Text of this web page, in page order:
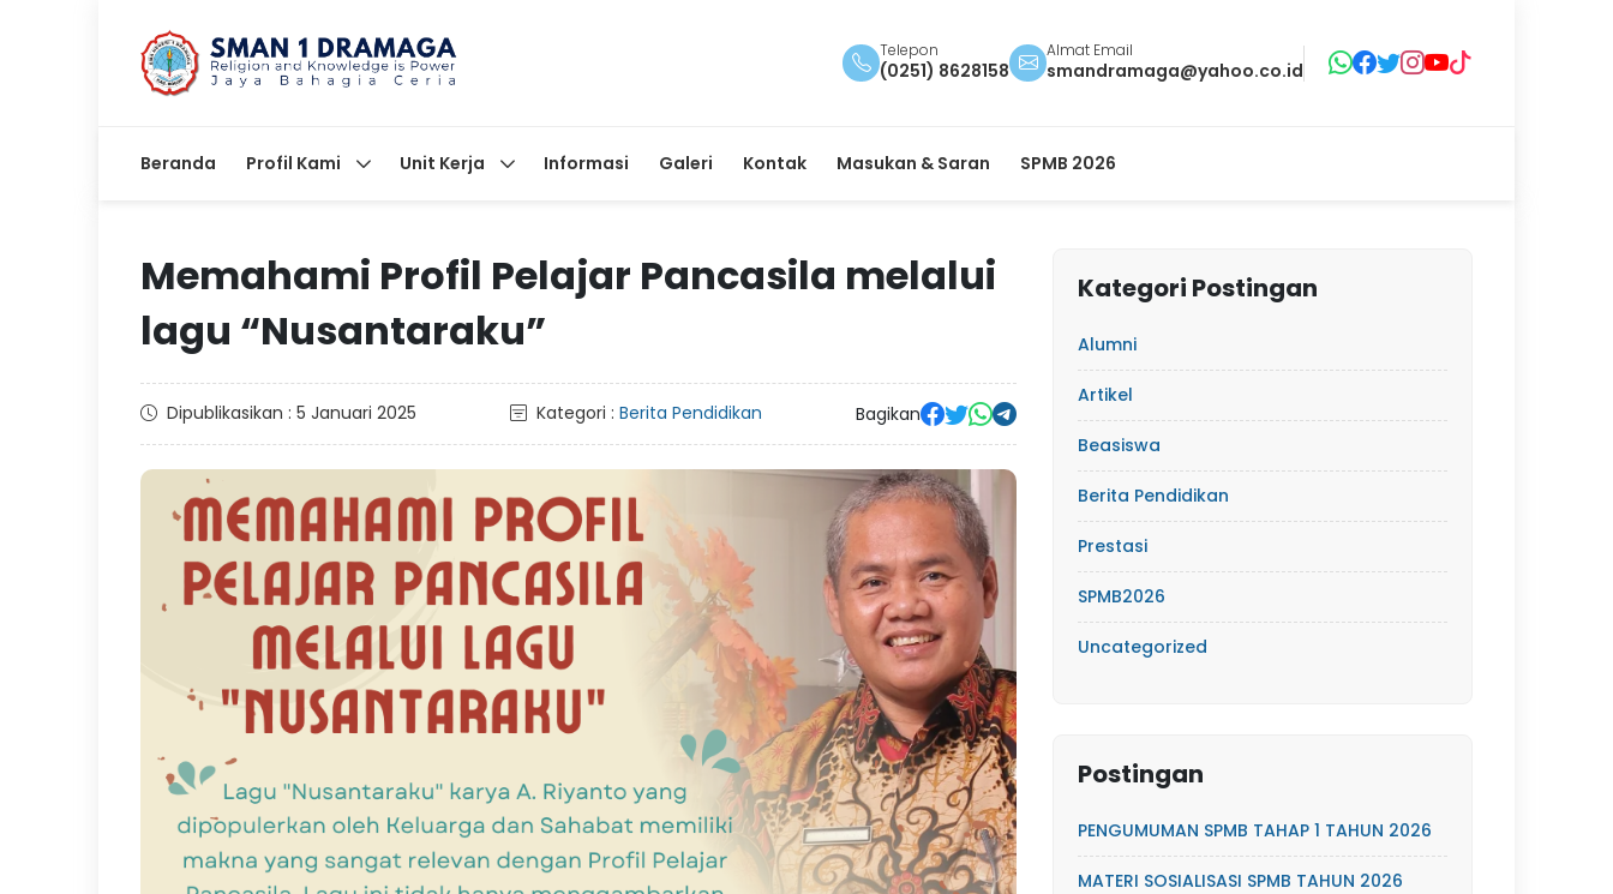
Telepon
(0251) 8628158
Almat Email
smandramaga@yahoo.co.id
Beranda Profil Kami Unit Kerja Informasi Galeri Kontak Masukan & Saran SPMB 2026
Memahami Profil Pelajar Pancasila melalui
lagu “Nusantaraku”
Dipublikasikan : 5 Januari 2025 Kategori : Berita Pendidikan Bagikan
Kategori Postingan
Alumni
Artikel
Beasiswa
Berita Pendidikan
Prestasi
SPMB2026
Uncategorized
Postingan
PENGUMUMAN SPMB TAHAP 1 TAHUN 2026
MATERI SOSIALISASI SPMB TAHUN 2026